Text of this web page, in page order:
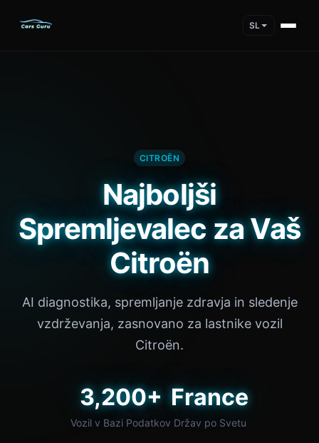
SL
CITROËN
Najboljši
Spremljevalec za Vaš
Citroën
AI diagnostika, spremljanje zdravja in sledenje
vzdrževanja, zasnovano za lastnike vozil
Citroën.
3,200+
Vozil v Bazi Podatkov
France
Držav po Svetu